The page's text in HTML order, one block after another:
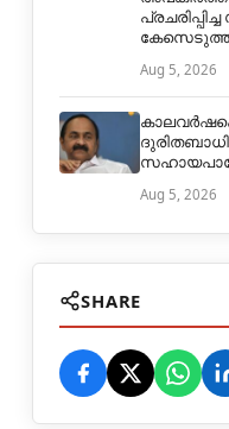
Aug 5, 2026
Aug 5, 2026
SHARE